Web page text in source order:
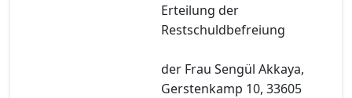
Erteilung der
Restschuldbefreiung
der Frau Sengül Akkaya,
Gerstenkamp 10, 33605